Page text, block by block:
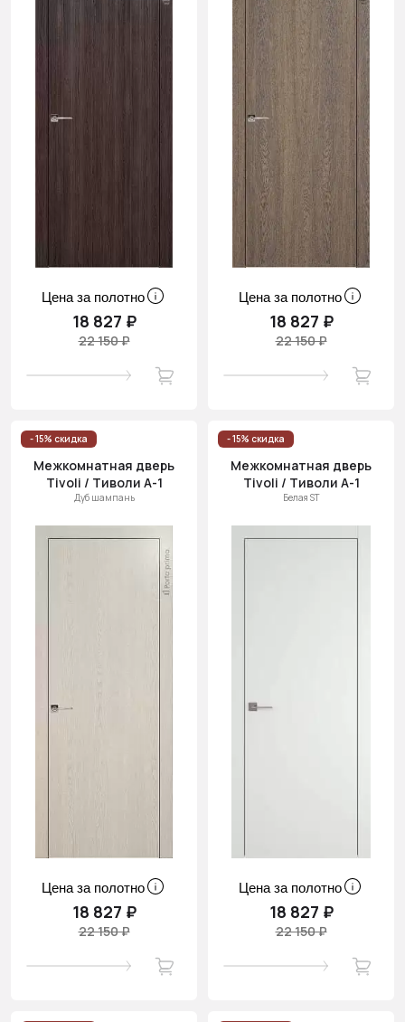
Цена за полотно
18 827 ₽
22 150 ₽
Цена за полотно
18 827 ₽
22 150 ₽
- 15% скидка
Межкомнатная дверь
Tivoli / Тиволи А-1
Дуб шампань
Цена за полотно
18 827 ₽
22 150 ₽
- 15% скидка
Межкомнатная дверь
Tivoli / Тиволи А-1
Белая ST
Цена за полотно
18 827 ₽
22 150 ₽